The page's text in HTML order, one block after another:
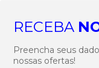
RECEBA
Preencha seus
nossas ofertas!